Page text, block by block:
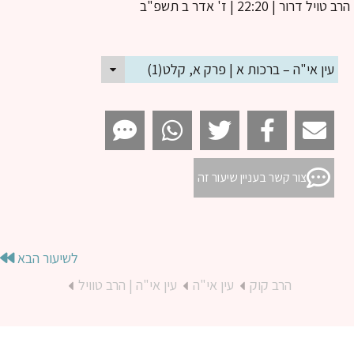
טויל דרור| 22:20 | ז' אדר ב תשפ"ב
עין אי"ה – ברכות א | פרק א, קלט(1)
צור קשר בעניין שיעור זה
לשיעור הבא
הרב קוק
עין אי"ה עין אי"ה | הרב טוויל